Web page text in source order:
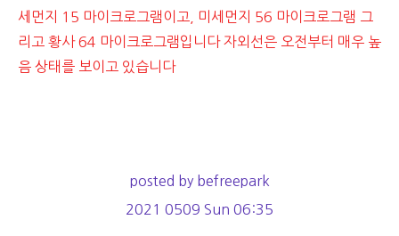
세먼지 15 마이크로그램이고, 미세먼지 56 마이크로그램 그
리고 황사 64 마이크로그램입니다 자외선은 오전부터 매우 높
음 상태를 보이고 있습니다
posted by befreepark
2021 0509 Sun 06:35